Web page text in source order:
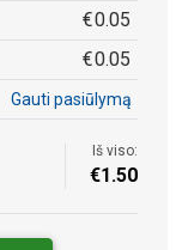
€0.05
€0.05
Gauti pasiūlymą
Iš viso:
€1.50